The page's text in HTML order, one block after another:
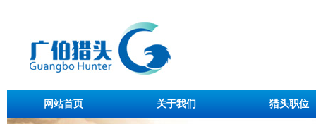
网站首页 关于我们 猎头职位